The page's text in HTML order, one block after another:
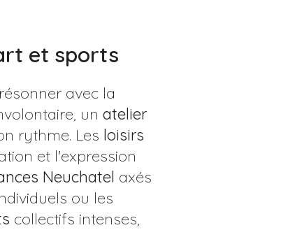
et sports
avec la
un atelier
rythme. Les loisirs
et l'expression
Neuchatel axés
ou les
collectifs intenses,